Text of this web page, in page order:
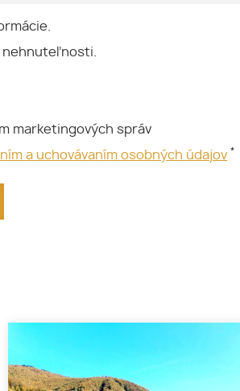
nehnuteľnosti.
marketingových správ
a uchovávaním osobných údajov *